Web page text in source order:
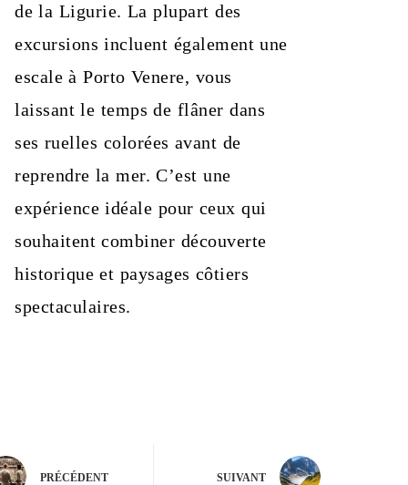
de la Ligurie. La plupart des
excursions incluent également une
escale à Porto Venere, vous
laissant le temps de flâner dans
ses ruelles colorées avant de
reprendre la mer. C’est une
expérience idéale pour ceux qui
souhaitent combiner découverte
historique et paysages côtiers
spectaculaires.
PRÉCÉDENT SUIVANT